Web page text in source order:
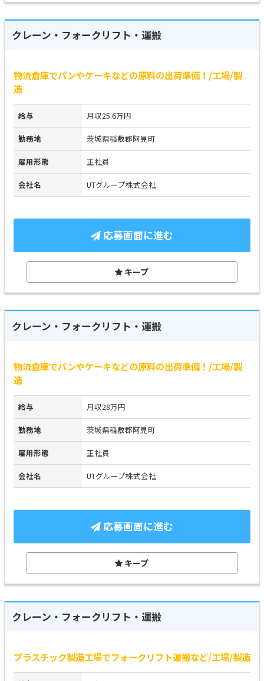
クレーン・フォークリフト・運搬
物流倉庫でパンやケーキなどの原料の出荷準備！/工場/製
造
給与 月収25.6万円
勤務地 茨城県稲敷郡阿見町
雇用形態 正社員
会社名 UTグループ株式会社
応募画面に進む
キープ
クレーン・フォークリフト・運搬
物流倉庫でパンやケーキなどの原料の出荷準備！/工場/製
造
給与 月収28万円
勤務地 茨城県稲敷郡阿見町
雇用形態 正社員
会社名 UTグループ株式会社
応募画面に進む
キープ
クレーン・フォークリフト・運搬
プラスチック製造工場でフォークリフト運搬など/工場/製造